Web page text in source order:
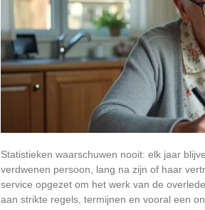
Statistieken waarschuwen nooit: elk jaar
verdwenen persoon, lang na zijn of haar
service opgezet om het werk van de
aan strikte regels, termijnen en vooral een